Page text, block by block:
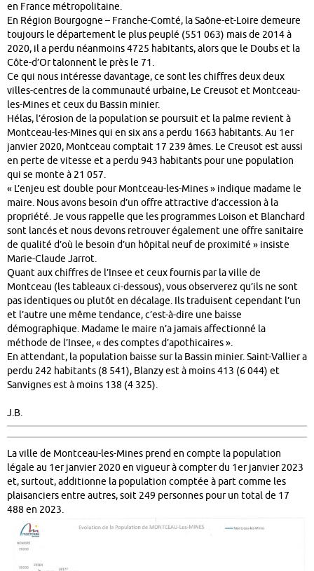
en France métropolitaine.
En Région Bourgogne – Franche-Comté, la Saône-et-Loire demeure
toujours le département le plus peuplé (551 063) mais de 2014 à
2020, il a perdu néanmoins 4725 habitants, alors que le Doubs et la
Côte-d’Or talonnent le près le 71.
Ce qui nous intéresse davantage, ce sont les chiffres deux deux
villes-centres de la communauté urbaine, Le Creusot et Montceau-
les-Mines et ceux du Bassin minier.
Hélas, l’érosion de la population se poursuit et la palme revient à
Montceau-les-Mines qui en six ans a perdu 1663 habitants. Au 1er
janvier 2020, Montceau comptait 17 239 âmes. Le Creusot est aussi
en perte de vitesse et a perdu 943 habitants pour une population
qui se monte à 21 057.
« L’enjeu est double pour Montceau-les-Mines » indique madame le
maire. Nous avons besoin d’un offre attractive d’accession à la
propriété. Je vous rappelle que les programmes Loison et Blanchard
sont lancés et nous devons retrouver également une offre sanitaire
de qualité d’où le besoin d’un hôpital neuf de proximité » insiste
Marie-Claude Jarrot.
Quant aux chiffres de l’Insee et ceux fournis par la ville de
Montceau (les tableaux ci-dessous), vous observerez qu’ils ne sont
pas identiques ou plutôt en décalage. Ils traduisent cependant l’un
et l’autre une même tendance, c’est-à-dire une baisse
démographique. Madame le maire n’a jamais affectionné la
méthode de l’Insee, « des comptes d’apothicaires ».
En attendant, la population baisse sur la Bassin minier. Saint-Vallier a
perdu 242 habitants (8 541), Blanzy est à moins 413 (6 044) et
Sanvignes est à moins 138 (4 325).
J.B.
La ville de Montceau-les-Mines prend en compte la population
légale au 1er janvier 2020 en vigueur à compter du 1er janvier 2023
et, surtout, additionne la population comptée à part comme les
plaisanciers entre autres, soit 249 personnes pour un total de 17
488 en 2023.